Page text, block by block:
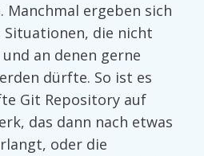
Manchmal ergeben sich
Situationen, die nicht
an denen gerne
dürfte. So ist es
Git Repository auf
das dann nach etwas
oder die